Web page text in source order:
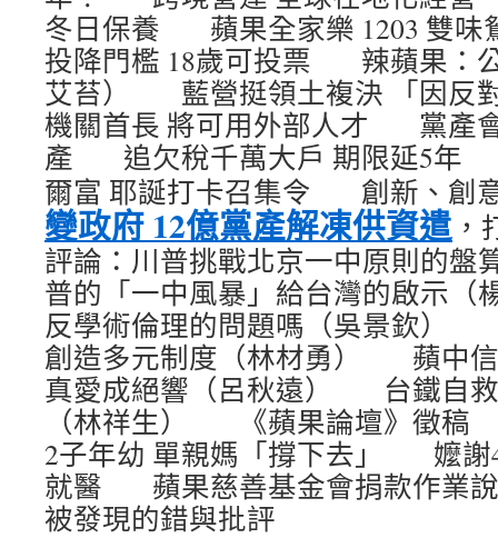
冬日保養 蘋果全家樂 1203 雙
投降門檻 18歲可投票 辣蘋果：
艾苔） 藍營挺領土複決 「因
機關首長 將可用外部人才 黨產
產 追欠稅千萬大戶 期限延5
爾富 耶誕打卡召集令 創新、創
變政府 12億黨產解凍供資遣，
評論：川普挑戰北京一中原則的
普的「一中風暴」給台灣的啟示
反學術倫理的問題嗎（吳景欽）
創造多元制度（林材勇） 蘋中信
真愛成絕響（呂秋遠） 台鐵自救
（林祥生） 《蘋果論壇》徵稿
2子年幼 單親媽「撐下去」 嬤謝
就醫 蘋果慈善基金會捐款作業
被發現的錯與批評